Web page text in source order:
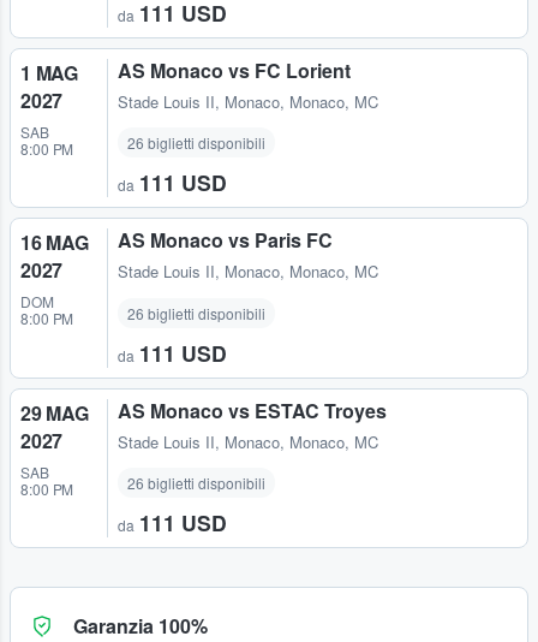
da 111 USD
1 MAG
2027
SAB
8:00 PM
AS Monaco vs FC Lorient
Stade Louis II, Monaco, Monaco, MC
26 biglietti disponibili
da 111 USD
16 MAG
2027
DOM
8:00 PM
AS Monaco vs Paris FC
Stade Louis II, Monaco, Monaco, MC
26 biglietti disponibili
da 111 USD
29 MAG
2027
SAB
8:00 PM
AS Monaco vs ESTAC Troyes
Stade Louis II, Monaco, Monaco, MC
26 biglietti disponibili
da 111 USD
Garanzia 100%